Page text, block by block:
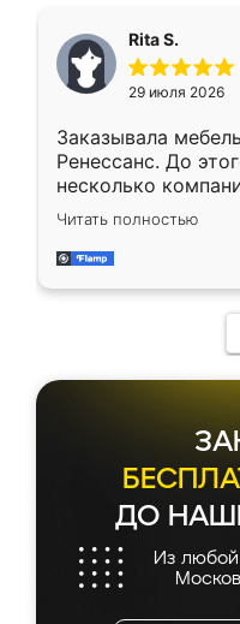
каких-либо
довольна, все
Rita S.
29 июля 2026
Заказывала
Ренессанс. До
несколько
эту. Сначала
приехал
и снял размеры.
мебель сразу
каких-либо
довольна, все
Читать полностью
ДО
Из